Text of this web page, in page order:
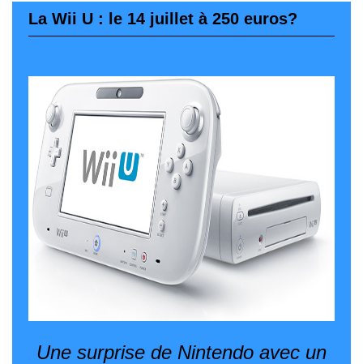
La Wii U : le 14 juillet à 250 euros?
Une surprise de Nintendo avec un